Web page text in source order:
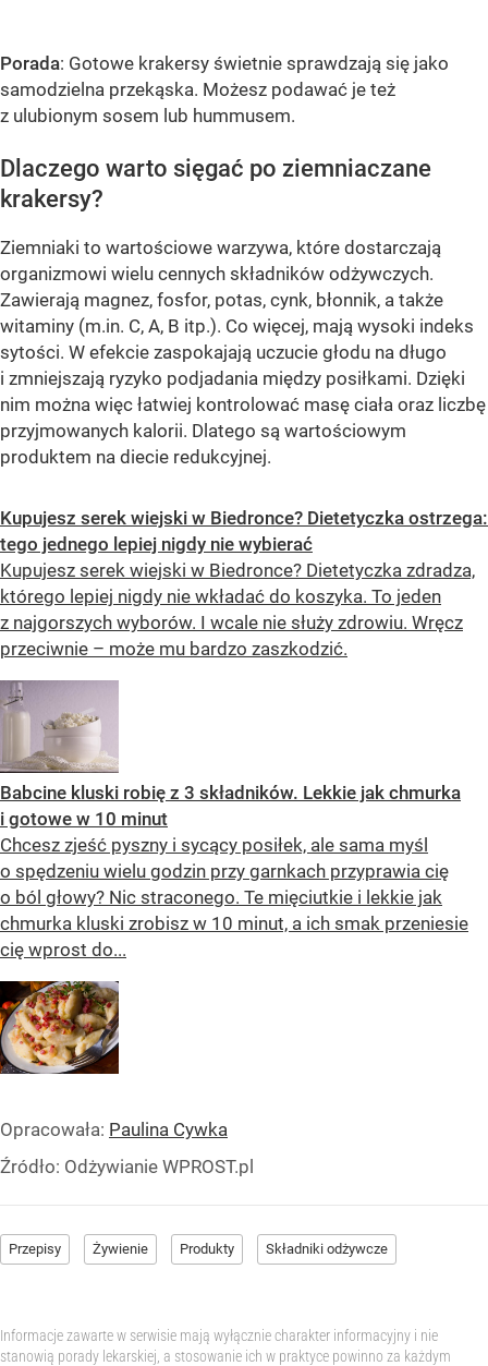
Porada: Gotowe krakersy świetnie sprawdzają się jako
samodzielna przekąska. Możesz podawać je też
z ulubionym sosem lub hummusem.
Dlaczego warto sięgać po ziemniaczane
krakersy?
Ziemniaki to wartościowe warzywa, które dostarczają
organizmowi wielu cennych składników odżywczych.
Zawierają magnez, fosfor, potas, cynk, błonnik, a także
witaminy (m.in. C, A, B itp.). Co więcej, mają wysoki indeks
sytości. W efekcie zaspokajają uczucie głodu na długo
i zmniejszają ryzyko podjadania między posiłkami. Dzięki
nim można więc łatwiej kontrolować masę ciała oraz liczbę
przyjmowanych kalorii. Dlatego są wartościowym
produktem na diecie redukcyjnej.
Kupujesz serek wiejski w Biedronce? Dietetyczka ostrzega:
tego jednego lepiej nigdy nie wybierać
Kupujesz serek wiejski w Biedronce? Dietetyczka zdradza,
którego lepiej nigdy nie wkładać do koszyka. To jeden
z najgorszych wyborów. I wcale nie służy zdrowiu. Wręcz
przeciwnie – może mu bardzo zaszkodzić.
Babcine kluski robię z 3 składników. Lekkie jak chmurka
i gotowe w 10 minut
Chcesz zjeść pyszny i sycący posiłek, ale sama myśl
o spędzeniu wielu godzin przy garnkach przyprawia cię
o ból głowy? Nic straconego. Te mięciutkie i lekkie jak
chmurka kluski zrobisz w 10 minut, a ich smak przeniesie
cię wprost do...
Opracowała: Paulina Cywka
Źródło: Odżywianie WPROST.pl
Przepisy Żywienie Produkty Składniki odżywcze
Informacje zawarte w serwisie mają wyłącznie charakter informacyjny i nie
stanowią porady lekarskiej, a stosowanie ich w praktyce powinno za każdym